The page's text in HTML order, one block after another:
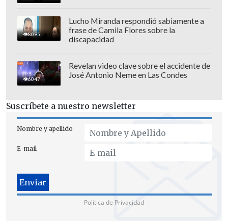
8095
Lucho Miranda respondió sabiamente a
frase de Camila Flores sobre la
discapacidad
6047
Revelan video clave sobre el accidente de
José Antonio Neme en Las Condes
Suscríbete a nuestro newsletter
Nombre y apellido
E-mail
Política de Privacidad